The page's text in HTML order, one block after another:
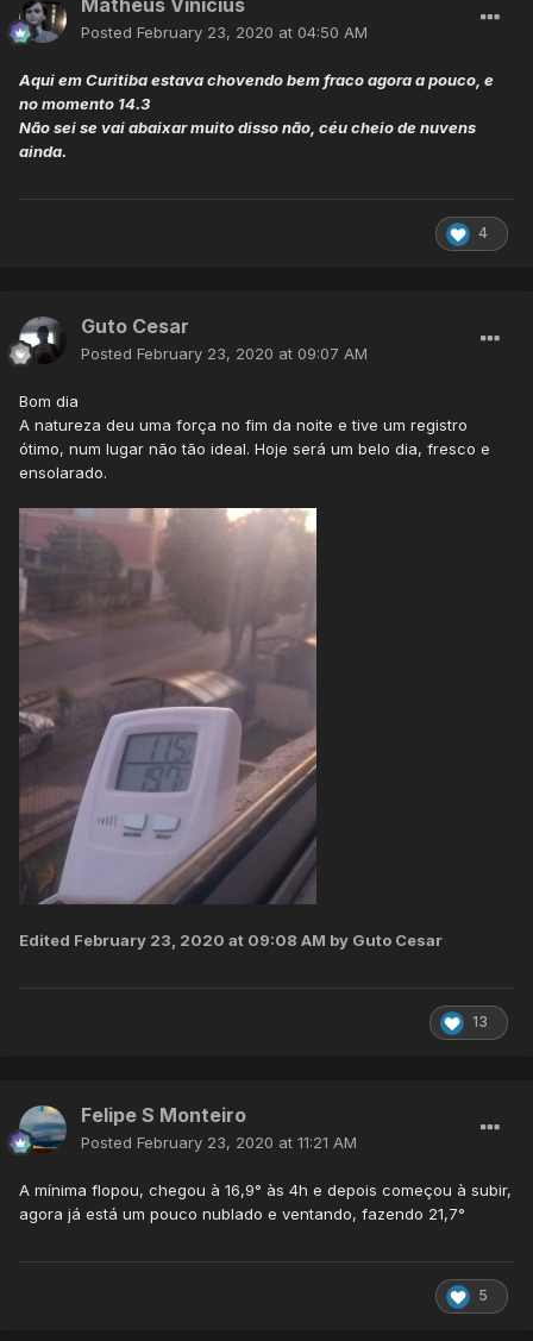
Matheus Vinicius
Posted February 23, 2020 at 04:50 AM
Aqui em Curitiba estava chovendo bem fraco agora a pouco, e
no momento 14.3
Não sei se vai abaixar muito disso não, céu cheio de nuvens
ainda.
4
Guto Cesar
Posted February 23, 2020 at 09:07 AM
Bom dia
A natureza deu uma força no fim da noite e tive um registro
ótimo, num lugar não tão ideal. Hoje será um belo dia, fresco e
ensolarado.
Edited February 23, 2020 at 09:08 AM by Guto Cesar
13
Felipe S Monteiro
Posted February 23, 2020 at 11:21 AM
A mínima flopou, chegou à 16,9° às 4h e depois começou à subir,
agora já está um pouco nublado e ventando, fazendo 21,7°
5